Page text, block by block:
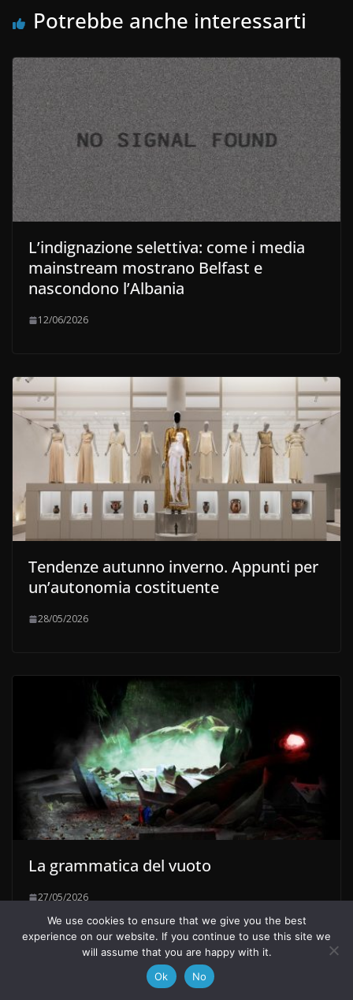
Potrebbe anche interessarti
L’indignazione selettiva: come i media
mainstream mostrano Belfast e
nascondono l’Albania
12/06/2026
Tendenze autunno inverno. Appunti per
un’autonomia costituente
28/05/2026
La grammatica del vuoto
27/05/2026
Outlines / Contributi
We use cookies to ensure that we give you the best
experience on our website. If you continue to use this site we
will assume that you are happy with it.
Ok
No